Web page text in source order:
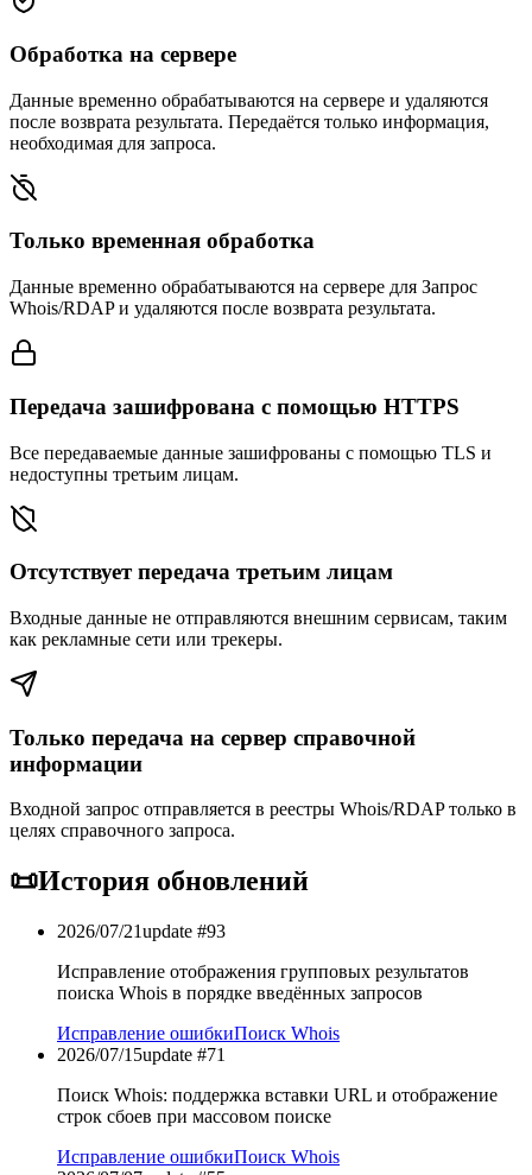
Обработка на сервере
Данные временно обрабатываются на сервере и удаляются
после возврата результата. Передаётся только информация,
необходимая для запроса.
Только временная обработка
Данные временно обрабатываются на сервере для Запрос
Whois/RDAP и удаляются после возврата результата.
Передача зашифрована с помощью HTTPS
Все передаваемые данные зашифрованы с помощью TLS и
недоступны третьим лицам.
Отсутствует передача третьим лицам
Входные данные не отправляются внешним сервисам, таким
как рекламные сети или трекеры.
Только передача на сервер справочной
информации
Входной запрос отправляется в реестры Whois/RDAP только в
целях справочного запроса.
📜История обновлений
2026/07/21update #93
Исправление отображения групповых результатов
поиска Whois в порядке введённых запросов
Исправление ошибкиПоиск Whois
2026/07/15update #71
Поиск Whois: поддержка вставки URL и отображение
строк сбоев при массовом поиске
Исправление ошибкиПоиск Whois